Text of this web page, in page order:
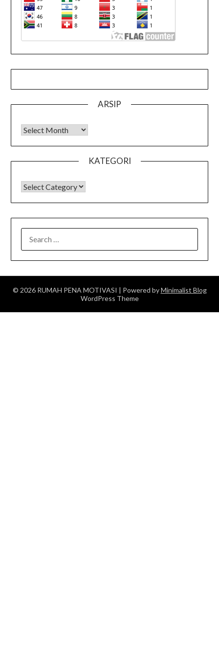
ARSIP
Arsip
KATEGORI
KATEGORI
FOR:
© 2026 RUMAH PENA MOTIVASI | Powered byMinimalist Blog
WordPress Theme